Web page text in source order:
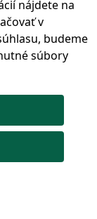
výkonom 150A.
držiaka
svorkou,
nástroje pre
nájdete na
v
budeme
súbory